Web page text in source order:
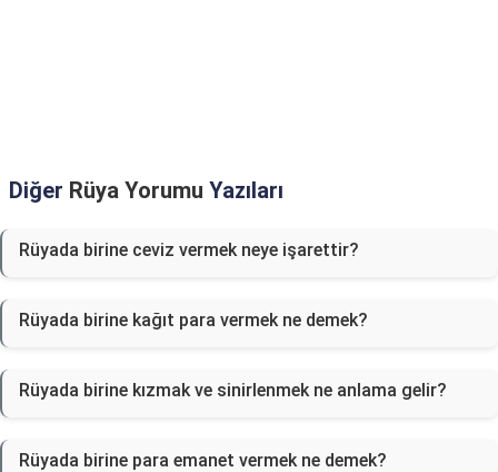
Diğer Rüya Yorumu Yazıları
Rüyada birine ceviz vermek neye işarettir?
Rüyada birine kağıt para vermek ne demek?
Rüyada birine kızmak ve sinirlenmek ne anlama gelir?
Rüyada birine para emanet vermek ne demek?